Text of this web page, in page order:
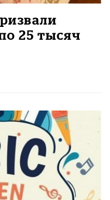
25 тысяч